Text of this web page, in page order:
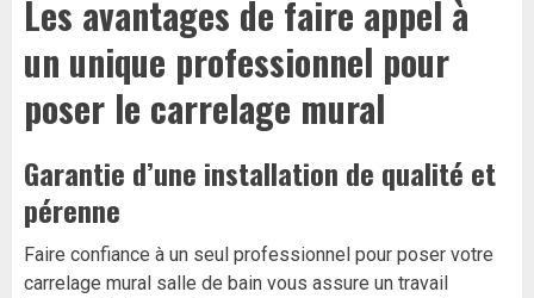
Les avantages de faire appel à
un unique professionnel pour
poser le carrelage mural
Garantie d’une installation de qualité et
pérenne
Faire confiance à un seul professionnel pour poser votre
carrelage mural salle de bain vous assure un travail